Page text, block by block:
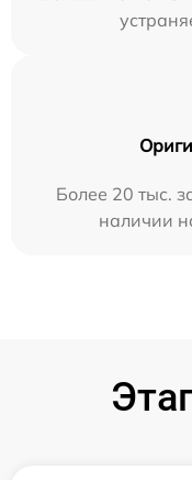
Более 20 тыс.
наличии